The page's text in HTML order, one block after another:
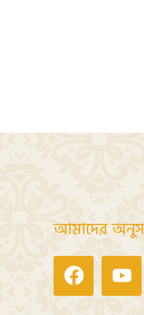
আমাদের